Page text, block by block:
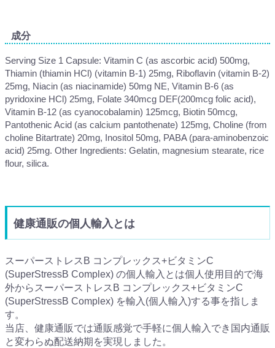
成分
Serving Size 1 Capsule: Vitamin C (as ascorbic acid) 500mg,
Thiamin (thiamin HCl) (vitamin B-1) 25mg, Riboflavin (vitamin B-2)
25mg, Niacin (as niacinamide) 50mg NE, Vitamin B-6 (as
pyridoxine HCl) 25mg, Folate 340mcg DEF(200mcg folic acid),
Vitamin B-12 (as cyanocobalamin) 125mcg, Biotin 50mcg,
Pantothenic Acid (as calcium pantothenate) 125mg, Choline (from
choline Bitartrate) 20mg, Inositol 50mg, PABA (para-aminobenzoic
acid) 25mg. Other Ingredients: Gelatin, magnesium stearate, rice
flour, silica.
健康通販の個人輸入とは
スーパーストレスB コンプレックス+ビタミンC
(SuperStressB Complex) の個人輸入とは個人使用目的で海
外からスーパーストレスB コンプレックス+ビタミンC
(SuperStressB Complex) を輸入(個人輸入)する事を指しま
す。
当店、健康通販では通販感覚で手軽に個人輸入でき国内通販
と変わらぬ配送納期を実現しました。